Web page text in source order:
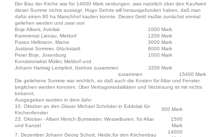
Der Bau der Kirche war für 14000 Mark verdungen, was natürlich über den Kaufwert
dieser Summe nichts aussagt. Hugo Gehrts will herausgefunden haben, daß man
dafür einen 80 ha Marschhof kaufen konnte. Dieses Geld mußte zunächst einmal
geliehen werden und zwar von
Boje Albers, Averlak
1000 Mark
Kammerrat Lienau, Meldorf
1200 Mark
Pastor Hellmann, Marne
3000 Mark
Justizrat Sommer, Glückstadt
6000 Mark
Peter Boje, Josenburg
1000 Mark
Konsistorialrat Müller, Meldorf und
Johann Hartwig Lempfert, Itzehoe zusammen
3200 Mark
zusammen
15400 Mark
Die geliehene Summe war reichlich, so daß auch die Kosten für Altar und Fenster
beglichen werden konnten. Über Vertragsmodalitäten und Verzinsung ist mir nichts
bekannt.
Ausgegeben wurden in dem Jahr:
10. Oktober an den Glaser Michael Schröder in Eddelak für
Kirchenfenster
300 Mark
23. Oktober - Albert Hinrich Burmeister, Wesselburen, für Altar
und Kanzel
1500
Mark
7. Dezember Johann Georg Schott, Heide,für den Kirchenbau
14000